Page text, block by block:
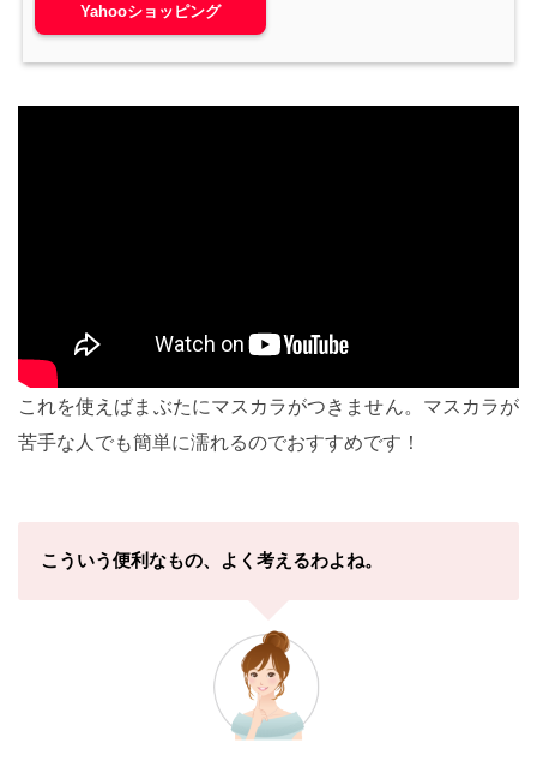
Yahooショッピング
これを使えばまぶたにマスカラがつきません。マスカラが
苦手な人でも簡単に濡れるのでおすすめです！
こういう便利なもの、よく考えるわよね。